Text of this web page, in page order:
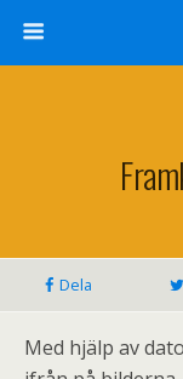
Dela
Med hjälp av